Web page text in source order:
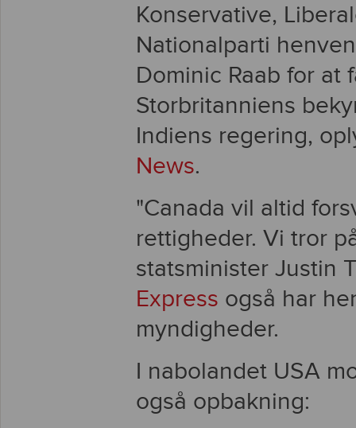
Konservative,
Nationalparti
Dominic Raab for at
Storbritanniens
Indiens regering,
News.
"Canada vil altid
rettigheder. Vi tror
statsminister Justin
Express også har
myndigheder.
I nabolandet USA
også opbakning: